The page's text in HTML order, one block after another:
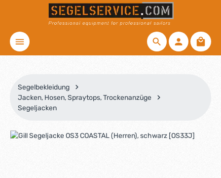
Zum Hauptinhalt springen
Segelbekleidung
Jacken, Hosen, Spraytops, Trockenanzüge
Segeljacken
Bildergalerie überspringen